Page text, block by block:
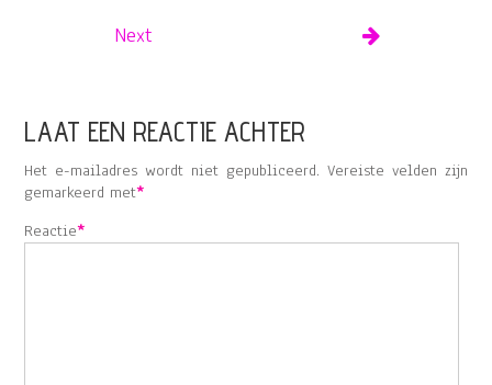
Next
LAAT EEN REACTIE ACHTER
Het e-mailadres wordt niet gepubliceerd. Vereiste velden zijn
gemarkeerd met*
Reactie*